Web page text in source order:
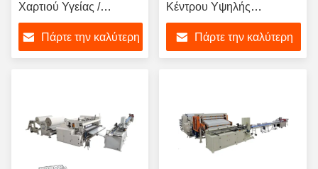
Χαρτιού Υγείας /
Χαρτιού Κουζίνας /
Μεγάλων Ρολλών
Χαρτιού με Συγκόλληση
Πάρτε την καλύτερη
Κέντρου Υψηλής
Ταχύτητας για Χαρτί Υγείας
/ Χαρτί Κουζίνας / Maxi
Roll
Πάρτε την καλύτερη